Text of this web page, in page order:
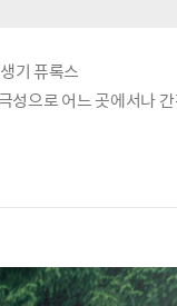
기 퓨록스
으로 어느 곳에서나